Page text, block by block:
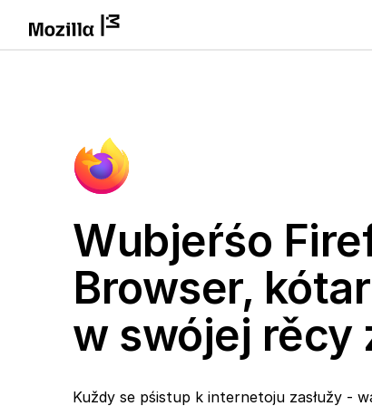
Wubjeŕśo
Browser,
w swójej rěcy
Kuždy se pśistup k internetoju zasłužy -